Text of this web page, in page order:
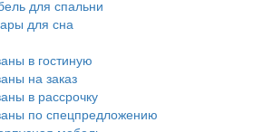
для спальни
для сна
в гостиную
на заказ
в рассрочку
по спецпредложению